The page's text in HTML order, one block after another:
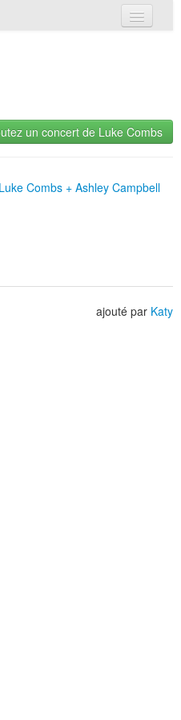
un concert de Luke Combs
Combs + Ashley Campbell
ajouté par Katy